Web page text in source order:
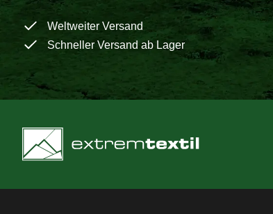
Weltweiter Versand
Schneller Versand ab Lager